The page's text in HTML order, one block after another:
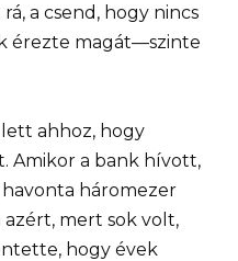
a csend, hogy nincs
érezte magát—szinte
ahhoz, hogy
Amikor a bank hívott,
háromezer
mert sok volt,
hogy évek